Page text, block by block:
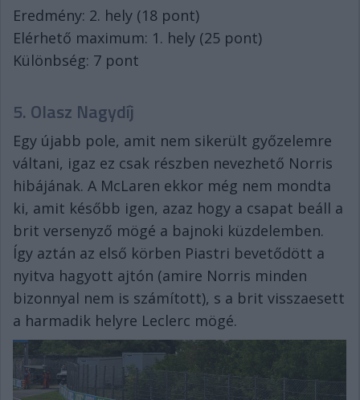
Eredmény: 2. hely (18 pont)
Elérhető maximum: 1. hely (25 pont)
Különbség: 7 pont
5. Olasz Nagydíj
Egy újabb pole, amit nem sikerült győzelemre
váltani, igaz ez csak részben nevezhető Norris
hibájának. A McLaren ekkor még nem mondta
ki, amit később igen, azaz hogy a csapat beáll a
brit versenyző mögé a bajnoki küzdelemben.
Így aztán az első körben Piastri bevetődött a
nyitva hagyott ajtón (amire Norris minden
bizonnyal nem is számított), s a brit visszaesett
a harmadik helyre Leclerc mögé.